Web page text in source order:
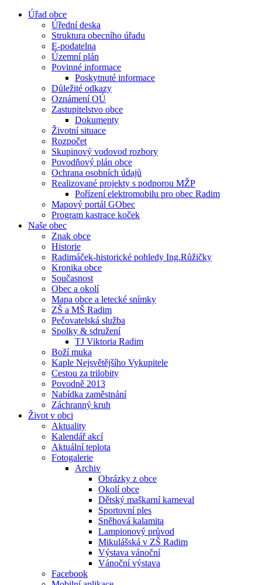
Úřad obce
Úřední deska
Struktura obecního úřadu
E-podatelna
Územní plán
Povinné informace
Poskytnuté informace
Důležité odkazy
Oznámení OÚ
Zastupitelstvo obce
Dokumenty
Životní situace
Rozpočet
Skupinový vodovod rozbory
Povodňový plán obce
Ochrana osobních údajů
Realizované projekty s podporou MŽP
Pořízení elektromobilu pro obec Radim
Mapový portál GObec
Program kastrace koček
Naše obec
Znak obce
Historie
Radimáček-historické pohledy Ing.Růžičky
Kronika obce
Současnost
Obec a okolí
Mapa obce a letecké snímky
ZŠ a MŠ Radim
Pečovatelská služba
Spolky & sdružení
TJ Viktoria Radim
Boží muka
Kaple Nejsvětějšího Vykupitele
Cestou za trilobity
Povodně 2013
Nabídka zaměstnání
Záchranný kruh
Život v obci
Aktuality
Kalendář akcí
Aktuální teplota
Fotogalerie
Archiv
Obrázky z obce
Okolí obce
Dětský maškarní karneval
Sportovní ples
Sněhová kalamita
Lampionový průvod
Mikulášská v ZŠ Radim
Výstava vánoční
Vánoční výstava
Facebook